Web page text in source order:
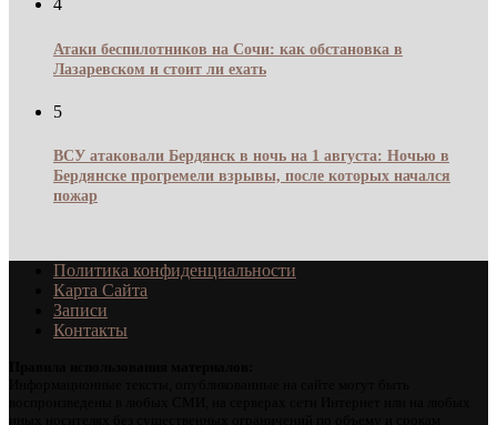
4
Атаки беспилотников на Сочи: как обстановка в
Лазаревском и стоит ли ехать
5
ВСУ атаковали Бердянск в ночь на 1 августа: Ночью в
Бердянске прогремели взрывы, после которых начался
пожар
Политика конфиденциальности
Карта Сайта
Записи
Контакты